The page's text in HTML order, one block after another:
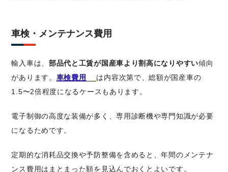
車検・メンテナンス費用
輸入車は、 部品代と工賃が国産車より割高になりやすい傾向
があります。 車検費用
は内容次第で、総額が国産車の
1.5〜2倍程度になるケースもあります。
電子制御の高度な装備が多く、専用診断機や専門知識が必要
になるためです。
定期的な消耗品交換や予防整備を含めると、年間のメンテナ
ンス費用はまとまった額を見込んでおくとよいです。